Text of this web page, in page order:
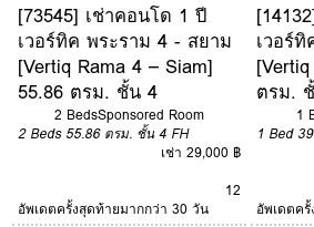
[73545] เช่าคอนโด 1 ปี
เวอร์ทิค พระราม 4 - สยาม
[Vertiq Rama 4 – Siam]
55.86 ตรม. ชั้น 4
2 BedsSponsored Room
2 Beds 55.86 ตรม. ชั้น 4 FH
เช่า 29,000 ฿
12
อัพเดตครั้งสุดท้ายมากกว่า 30 วัน
เวอร์
ตรม.
1
1 Bed
อัพเดตค